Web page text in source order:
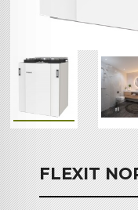
FLEXIT